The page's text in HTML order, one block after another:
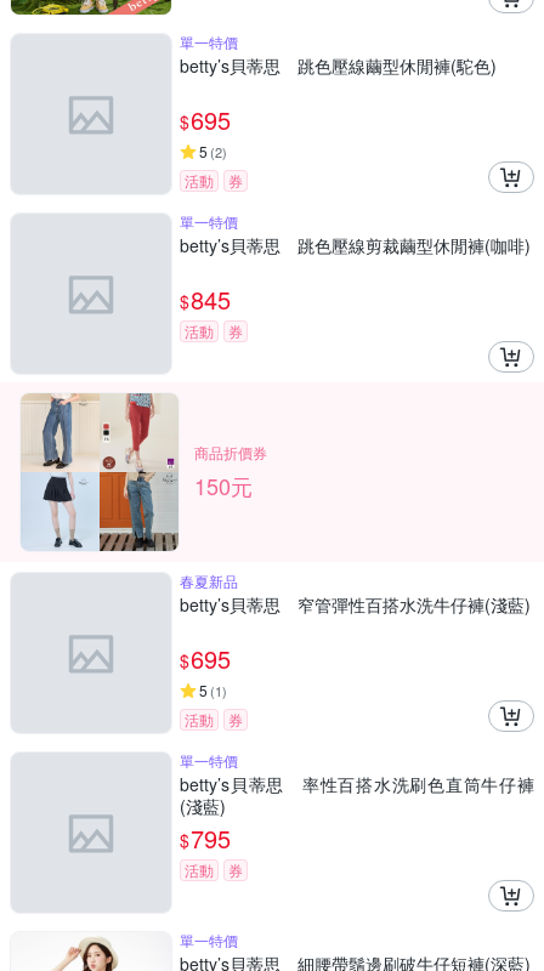
單一特價
betty’s貝蒂思 跳色壓線繭型休閒褲(駝色)
$695
5 (2)
活動
券
單一特價
betty’s貝蒂思 跳色壓線剪裁繭型休閒褲(咖啡)
$845
活動 券
商品折價券
150元
春夏新品
betty’s貝蒂思 窄管彈性百搭水洗牛仔褲(淺藍)
$695
5 (1)
活動
券
單一特價
betty’s貝蒂思 率性百搭水洗刷色直筒牛仔褲
(淺藍)
$795
活動 券
單一特價
betty’s貝蒂思 細腰帶鬚邊刷破牛仔短褲(深藍)